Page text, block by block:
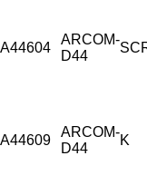
A44604
ARCOM-
D44
A44609
ARCOM-
D44
K